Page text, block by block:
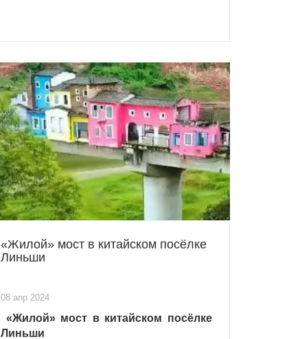
«Жилой» мост в китайском посёлке
Линьши
08 апр 2024
«Жилой» мост в китайском посёлке
Линьши